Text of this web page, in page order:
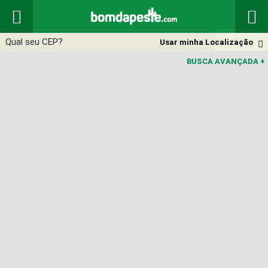
 

Usar minha Localização
BUSCA AVANÇADA +